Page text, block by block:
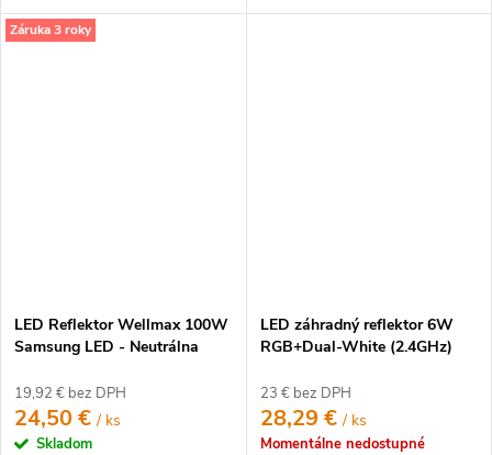
Záruka 3 roky
LED Reflektor Wellmax 100W
Samsung LED - Neutrálna
19,92 € bez DPH
24,50 €/ ks
Skladom
LED záhradný reflektor 6W
RGB+Dual-White (2.4GHz)
23 € bez DPH
28,29 €/ ks
Momentálne nedostupné